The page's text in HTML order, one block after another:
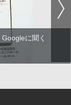
に聞く